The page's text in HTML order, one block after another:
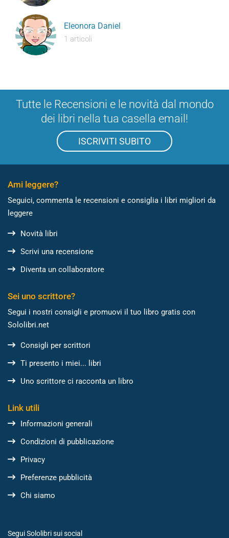
Eleonora Daniel
1 articoli
Tutte le Recensioni e le novità dal mondo
dei libri nella tua casella email!
ISCRIVITI SUBITO
Ami leggere?
Seguici, commenta le recensioni e consiglia i libri migliori da
leggere
Novità libri
Scrivi una recensione
Diventa un collaboratore
Sei uno scrittore?
Segui i nostri consigli e promuovi il tuo libro gratis con
Sololibri.net
Consigli per scrittori
Ti presento i miei... libri
Uno scrittore ci racconta un libro
Link utili
Informazioni generali
Condizioni di pubblicazione
Privacy
Preferenze pubblicità
Chi siamo
Segui Sololibri sui social